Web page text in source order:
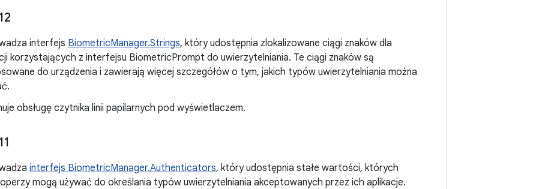
interfejs BiometricManager.Strings, który udostępnia zlokalizowane ciągi znaków dla
korzystających z interfejsu BiometricPrompt do uwierzytelniania. Te ciągi znaków są
do urządzenia i zawierają więcej szczegółów o tym, jakich typów uwierzytelniania można
obsługę czytnika linii papilarnych pod wyświetlaczem.
interfejs BiometricManager.Authenticators, który udostępnia stałe wartości, których
mogą używać do określania typów uwierzytelniania akceptowanych przez ich aplikacje.